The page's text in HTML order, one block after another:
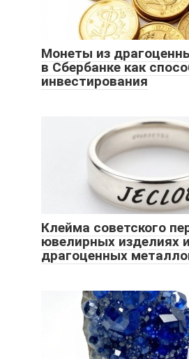
Монеты из
в Сбербанке как
инвестирования
Клейма советского
ювелирных изделиях
драгоценных